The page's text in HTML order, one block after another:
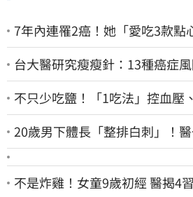
7年內連罹2癌！她「愛吃3款點
台大醫研究瘦瘦針：13種癌症
不只少吃鹽！「1吃法」控血壓
20歲男下體長「整排白刺」！
不是炸雞！女童9歲初經 醫揭4